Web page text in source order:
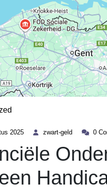
2025
2025
zwart-geld
zwart- 0